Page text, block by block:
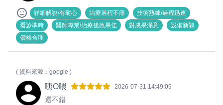
詳細解說/有耐心 治療過程不痛
技術熟練/過程迅速
看診準時
醫師專業/治療後效果佳 對成果滿意
設備新穎
價格合理
( 資料來源：google )
咦O喂 2026-07-31 14:49:09
還不錯